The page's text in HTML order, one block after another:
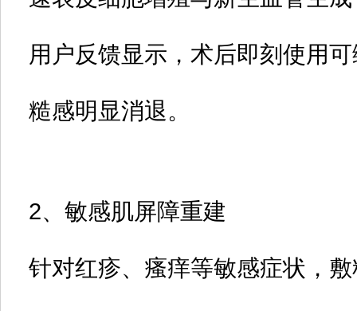
用户反馈显示，术后即刻使用
糙感明显消退‌。
2、 敏感肌屏障重建‌
针对红疹、瘙痒等敏感症状，